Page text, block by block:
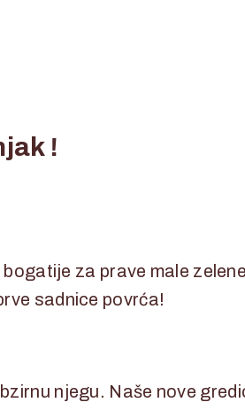
!
za prave male
sadnice povrća!
njegu. Naše nove